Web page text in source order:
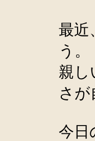
最近
う
親
さ
今日